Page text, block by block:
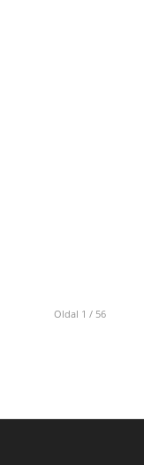
Oldal 1 / 56